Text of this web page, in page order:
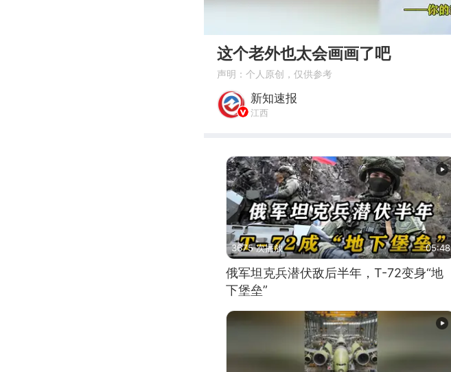
这个老外也太会画画了吧
声明：个人原创，仅供参考
新知速报
江西
3675 次播放 05:48
俄军坦克兵潜伏敌后半年，T-72变身“地
下堡垒”